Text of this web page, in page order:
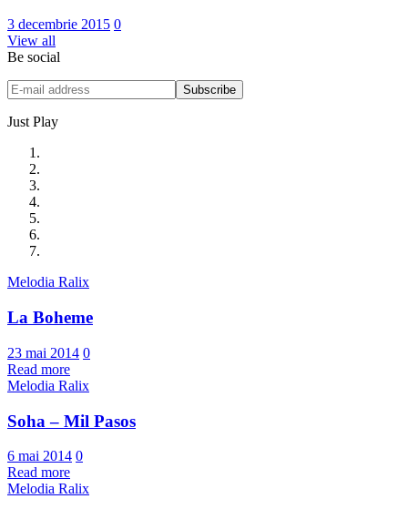
3 decembrie 2015 0
View all
Be social
Just Play
Melodia Ralix
La Boheme
23 mai 2014 0
Read more
Melodia Ralix
Soha – Mil Pasos
6 mai 2014 0
Read more
Melodia Ralix